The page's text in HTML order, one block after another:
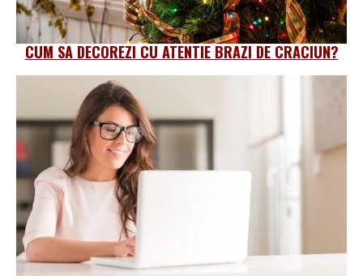
CUM SA DECOREZI CU ATENTIE BRAZI DE CRACIUN?